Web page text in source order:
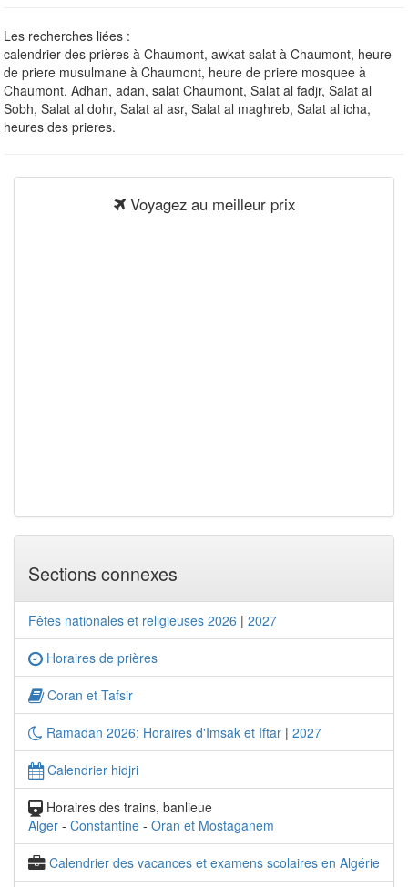
Les recherches liées :
calendrier des prières à Chaumont, awkat salat à Chaumont, heure
de priere musulmane à Chaumont, heure de priere mosquee à
Chaumont, Adhan, adan, salat Chaumont, Salat al fadjr, Salat al
Sobh, Salat al dohr, Salat al asr, Salat al maghreb, Salat al icha,
heures des prieres.
Voyagez au meilleur prix
Sections connexes
Fêtes nationales et religieuses 2026 | 2027
Horaires de prières
Coran et Tafsir
Ramadan 2026: Horaires d'Imsak et Iftar | 2027
Calendrier hidjri
Horaires des trains, banlieue
Alger - Constantine - Oran et Mostaganem
Calendrier des vacances et examens scolaires en Algérie